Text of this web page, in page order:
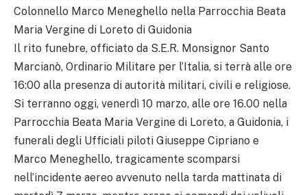
Colonnello Marco Meneghello nella Parrocchia Beata
Maria Vergine di Loreto di Guidonia
Il rito funebre, officiato da S.E.R. Monsignor Santo
Marcianò, Ordinario Militare per l’Italia, si terrà alle ore
16:00 alla presenza di autorità militari, civili e religiose.
Si terranno oggi, venerdì 10 marzo, alle ore 16.00 nella
Parrocchia Beata Maria Vergine di Loreto, a Guidonia, i
funerali degli Ufficiali piloti Giuseppe Cipriano e
Marco Meneghello, tragicamente scomparsi
nell’incidente aereo avvenuto nella tarda mattinata di